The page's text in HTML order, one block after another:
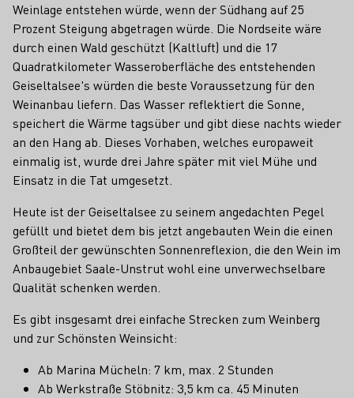
Weinlage entstehen würde, wenn der Südhang auf 25
Prozent Steigung abgetragen würde. Die Nordseite wäre
durch einen Wald geschützt (Kaltluft) und die 17
Quadratkilometer Wasseroberfläche des entstehenden
Geiseltalsee's würden die beste Voraussetzung für den
Weinanbau liefern. Das Wasser reflektiert die Sonne,
speichert die Wärme tagsüber und gibt diese nachts wieder
an den Hang ab. Dieses Vorhaben, welches europaweit
einmalig ist, wurde drei Jahre später mit viel Mühe und
Einsatz in die Tat umgesetzt.
Heute ist der Geiseltalsee zu seinem angedachten Pegel
gefüllt und bietet dem bis jetzt angebauten Wein die einen
Großteil der gewünschten Sonnenreflexion, die den Wein im
Anbaugebiet Saale-Unstrut wohl eine unverwechselbare
Qualität schenken werden.
Es gibt insgesamt drei einfache Strecken zum Weinberg
und zur Schönsten Weinsicht:
Ab Marina Mücheln: 7 km, max. 2 Stunden
Ab Werkstraße Stöbnitz: 3,5 km ca. 45 Minuten